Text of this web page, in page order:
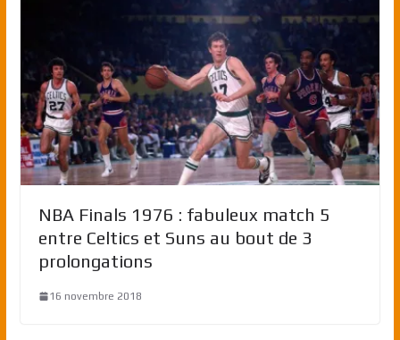
NBA Finals 1976 : fabuleux match 5
entre Celtics et Suns au bout de 3
prolongations
16 novembre 2018